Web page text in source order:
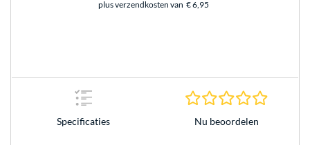
plus verzendkosten van € 6,95
Specificaties Nu beoordelen